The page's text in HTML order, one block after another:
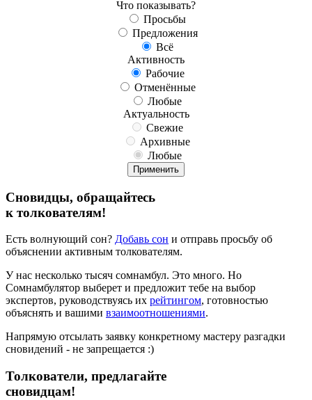
Что показывать?
Просьбы
Предложения
Всё
Активность
Рабочие
Отменённые
Любые
Актуальность
Свежие
Архивные
Любые
Применить
Сновидцы, обращайтесь
к толкователям!
Есть волнующий сон? Добавь сон и отправь просьбу об
объяснении активным толкователям.
У нас несколько тысяч сомнамбул. Это много. Но
Сомнамбулятор выберет и предложит тебе на выбор
экспертов, руководствуясь их рейтингом, готовностью
объяснять и вашими взаимоотношениями.
Напрямую отсылать заявку конкретному мастеру разгадки
сновидений - не запрещается :)
Толкователи, предлагайте
сновидцам!